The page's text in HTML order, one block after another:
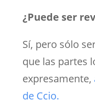
¿Puede ser
Sí, pero sólo
que las partes
expresamente,
de Ccio.